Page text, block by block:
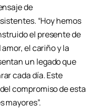
de
“Hoy hemos
el presente de
el cariño y la
un legado que
cada día. Este
compromiso de esta